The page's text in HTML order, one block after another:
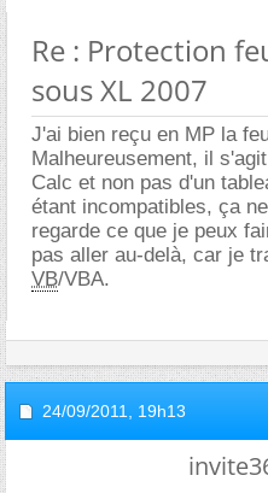
Re : Protection
sous XL 2007
J'ai bien reçu en MP la
Malheureusement, il
Calc et non pas d'un
étant incompatibles, ça
regarde ce que je peux
pas aller au-delà, car je
VB/VBA.
24/09/2011, 19h13